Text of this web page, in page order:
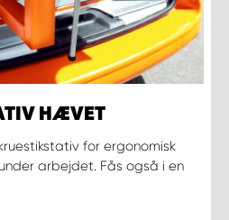
HÆVET
for ergonomisk
arbejdet. Fås også i en